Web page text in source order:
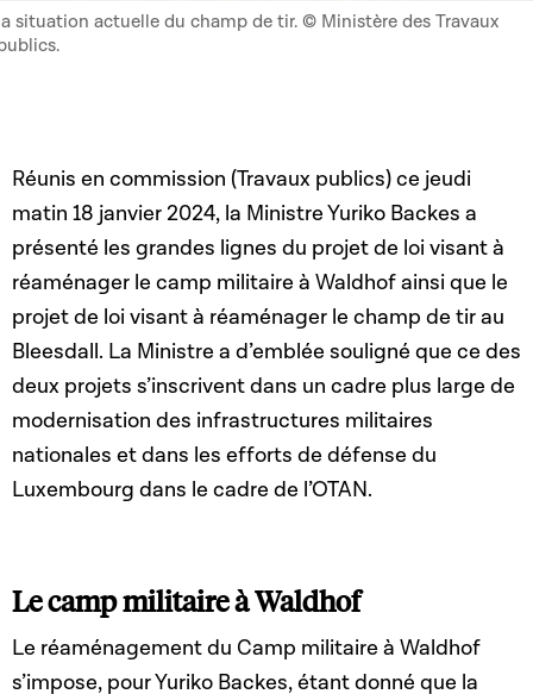
situation actuelle du champ de tir. © Ministère des Travaux
Réunis en commission (Travaux publics) ce jeudi
matin 18 janvier 2024, la Ministre Yuriko Backes a
présenté les grandes lignes du projet de loi visant à
réaménager le camp militaire à Waldhof ainsi que le
projet de loi visant à réaménager le champ de tir au
Bleesdall. La Ministre a d’emblée souligné que ce des
deux projets s’inscrivent dans un cadre plus large de
modernisation des infrastructures militaires
nationales et dans les efforts de défense du
Luxembourg dans le cadre de l’OTAN.
Le camp militaire à Waldhof
Le réaménagement du Camp militaire à Waldhof
s’impose, pour Yuriko Backes, étant donné que la